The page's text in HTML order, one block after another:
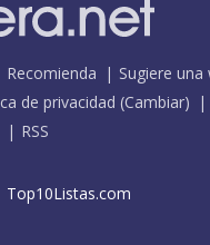
Recomienda
Sugiere una
de privacidad (Cambiar)
RSS
Top10Listas.com